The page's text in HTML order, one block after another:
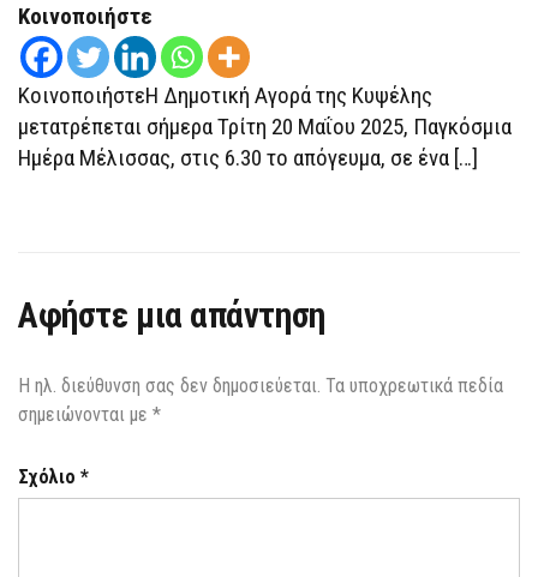
Κοινοποιήστε
ΚοινοποιήστεΗ Δημοτική Αγορά της Κυψέλης
μετατρέπεται σήμερα Τρίτη 20 Μαΐου 2025, Παγκόσμια
Ημέρα Μέλισσας, στις 6.30 το απόγευμα, σε ένα […]
Αφήστε μια απάντηση
Η ηλ. διεύθυνση σας δεν δημοσιεύεται. Τα υποχρεωτικά πεδία
σημειώνονται με *
Σχόλιο *